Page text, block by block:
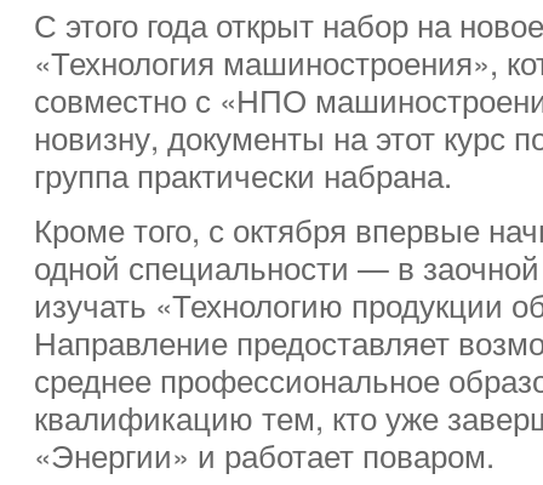
С этого года открыт набор на
«Технология машиностроения»,
совместно с «НПО
новизну, документы на этот курс
группа практически набрана.
Кроме того, с октября впервые
одной специальности — в
изучать «Технологию продукции
Направление предоставляет
среднее профессиональное
квалификацию тем, кто уже
«Энергии» и работает поваром.